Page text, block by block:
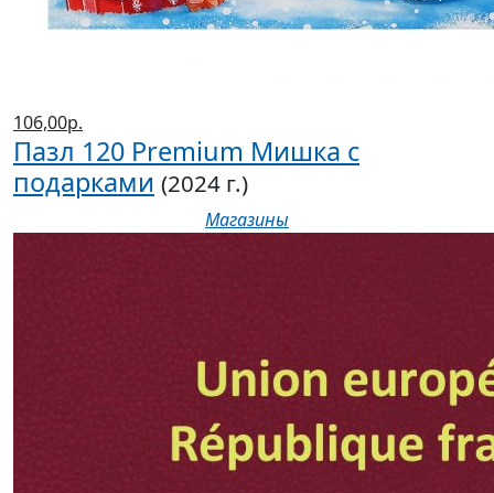
106,00р.
Пазл 120 Premium Мишка с
подарками (2024 г.)
Магазины